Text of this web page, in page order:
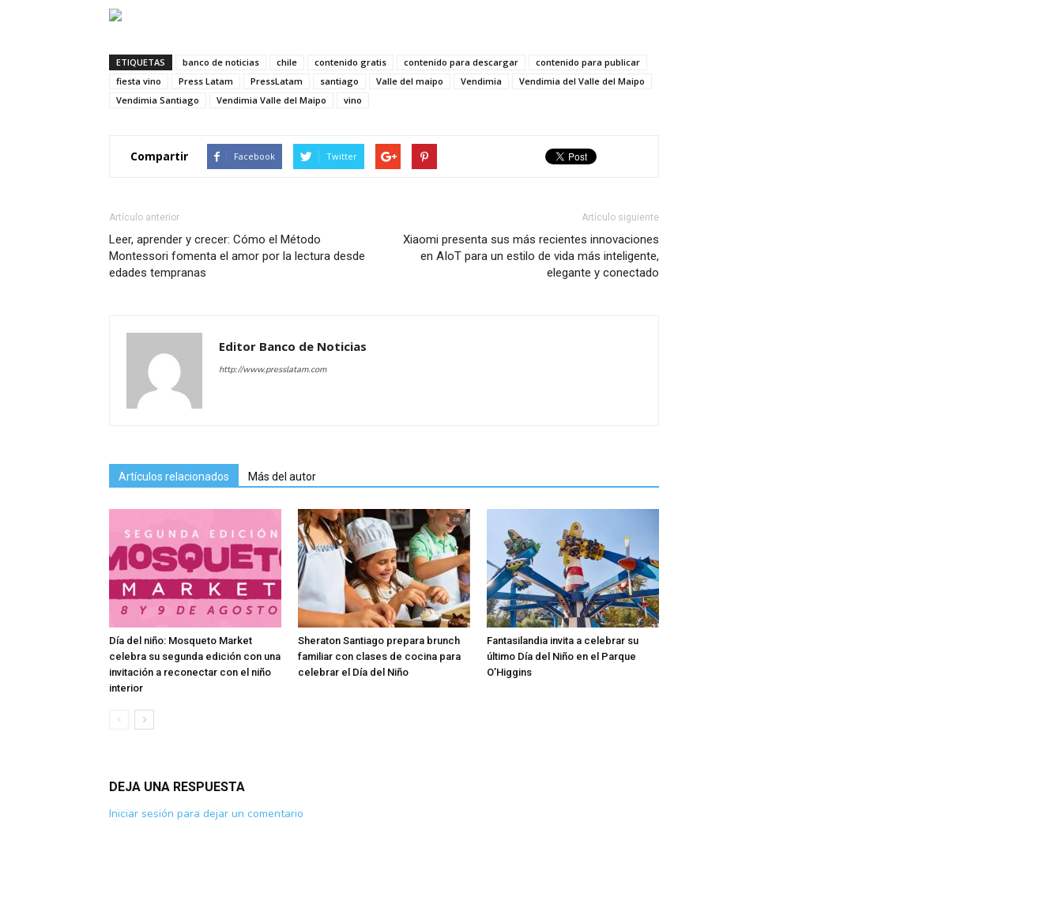
ETIQUETAS banco de noticias chile contenido gratis contenido para descargar
contenido para publicar
fiesta vino
Press Latam PressLatam santiago Valle del maipo Vendimia
Vendimia del Valle del Maipo
Vendimia Santiago
Vendimia Valle del Maipo vino
Compartir Facebook Twitter
Artículo anterior
Leer, aprender y crecer: Cómo el Método
Montessori fomenta el amor por la lectura desde
edades tempranas
Artículo siguiente
Xiaomi presenta sus más recientes innovaciones
en AIoT para un estilo de vida más inteligente,
elegante y conectado
Editor Banco de Noticias
http://www.presslatam.com
Artículos relacionados Más del autor
Día del niño: Mosqueto Market
celebra su segunda edición con una
invitación a reconectar con el niño
interior
Sheraton Santiago prepara brunch
familiar con clases de cocina para
celebrar el Día del Niño
Fantasilandia invita a celebrar su
último Día del Niño en el Parque
O’Higgins
DEJA UNA RESPUESTA
Iniciar sesión para dejar un comentario